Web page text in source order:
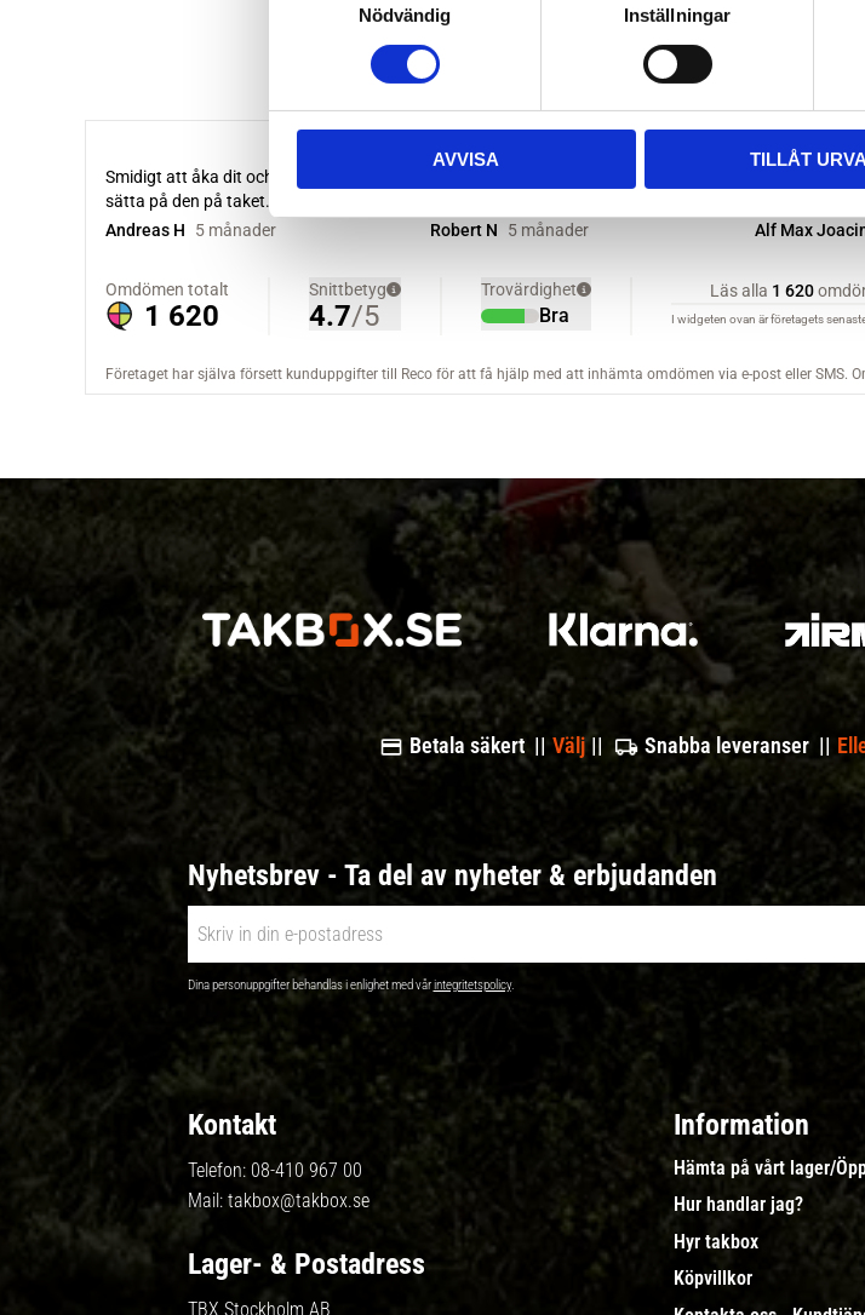
s
Nödvändig Inställningar
AVVISA TILLÅT
Betala säkert || Välj Snabba leveranser ||
Nyhetsbrev - Ta del av nyheter & erbjudanden
Dina personuppgifter behandlas i enlighet med vårintegritetspolicy.
Kontakt
Telefon: 08-410 967 00
Mail: takbox@takbox.se
Lager- & Postadress
TBX Stockholm AB
Information
Hämta på vårt lager/
Hur handlar jag?
Hyr takbox
Köpvillkor